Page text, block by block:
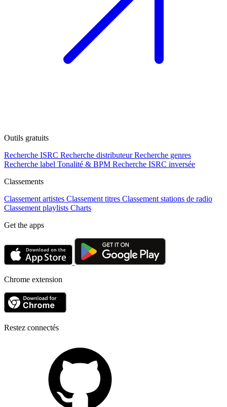
Outils gratuits
Recherche ISRC Recherche distributeur Recherche genres
Recherche label Tonalité & BPM Recherche ISRC inversée
Classements
Classement artistes Classement titres Classement stations de radio
Classement playlists Charts
Get the apps
Chrome extension
Restez connectés